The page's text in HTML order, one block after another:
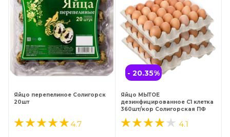
Яйцо перепелиное Солигорск
20шт
4.7
- 20.35%
Яйцо МЫТОЕ
дезинфицированное С1 клетка
360шт/кор Солигорская ПФ
4.1